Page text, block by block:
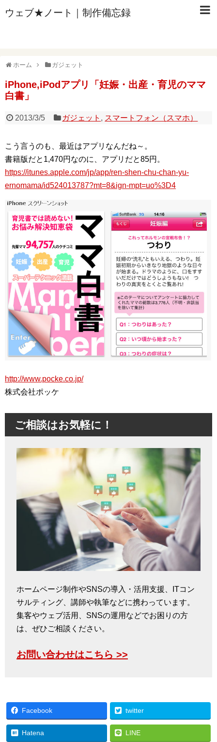
ウェブ★ノート｜制作備忘録
ホーム ガジェット
iPhone,iPodアプリ「妊娠・出産・育児のママ
白書」
2013/3/5 ガジェット , スマートフォン（スマホ）
こう言うのも、最近はアプリなんだね～。
書籍版だと1,470円なのに、アプリだと85円。
https://itunes.apple.com/jp/app/ren-shen-chu-chan-yu-
ernomama/id524013787?mt=8&ign-mpt=uo%3D4
http://www.pocke.co.jp/
株式会社ポッケ
ご相談はお気軽に！
ホームページ制作やSNSの導入・活用支援、ITコン
サルティング、講師や執筆などに携わっています。
集客やウェブ活用、SNSの運用などでお困りの方
は、ぜひご相談ください。
お問い合わせはこちら >>
Facebook twitter
Hatena LINE